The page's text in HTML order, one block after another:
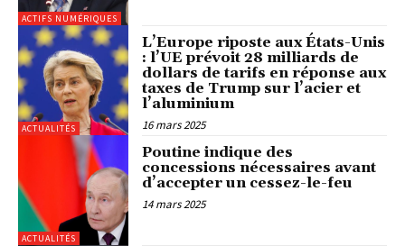
ACTIFS NUMÉRIQUES
ACTUALITÉS
L’Europe riposte aux États-Unis
: l’UE prévoit 28 milliards de
dollars de tarifs en réponse aux
taxes de Trump sur l’acier et
l’aluminium
16 mars 2025
ACTUALITÉS
Poutine indique des
concessions nécessaires avant
d’accepter un cessez-le-feu
14 mars 2025